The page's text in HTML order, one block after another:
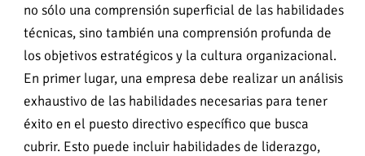
no sólo una comprensión superficial de las habilidades
técnicas, sino también una comprensión profunda de
los objetivos estratégicos y la cultura organizacional.
En primer lugar, una empresa debe realizar un análisis
exhaustivo de las habilidades necesarias para tener
éxito en el puesto directivo específico que busca
cubrir. Esto puede incluir habilidades de liderazgo,